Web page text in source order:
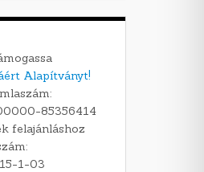
Alapítványt!
85356414
felajánláshoz
1-03